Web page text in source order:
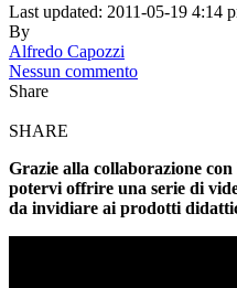
Last updated: 2011-05-19 4:14
By
Alfredo Capozzi
Nessun commento
Share
SHARE
Grazie alla collaborazione
potervi offrire una serie di
da invidiare ai prodotti